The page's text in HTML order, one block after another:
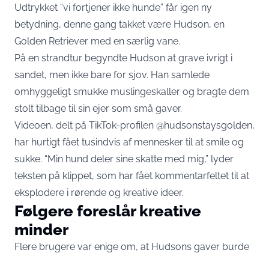
Udtrykket “vi fortjener ikke hunde” får igen ny
betydning, denne gang takket være Hudson, en
Golden Retriever med en særlig vane.
På en strandtur begyndte Hudson at grave ivrigt i
sandet, men ikke bare for sjov. Han samlede
omhyggeligt smukke muslingeskaller og bragte dem
stolt tilbage til sin ejer som små gaver.
Videoen, delt på TikTok-profilen @hudsonstaysgolden,
har hurtigt fået tusindvis af mennesker til at smile og
sukke. “Min hund deler sine skatte med mig,” lyder
teksten på klippet, som har fået kommentarfeltet til at
eksplodere i rørende og kreative ideer.
Følgere foreslår kreative
minder
Flere brugere var enige om, at Hudsons gaver burde